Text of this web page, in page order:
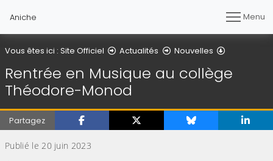
Aniche Menu
Vous êtes ici : Site Officiel Actualités Nouvelles
Rentrée en Musique au collège
Théodore-Monod
Partagez
Publié le 20 juin 2023